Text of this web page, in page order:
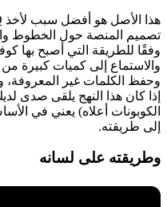
تصميم المنصة حول الخطوط
وفقًا للطريقة التي أصبح بها
والاستماع إلى كميات كبيرة
وحفظ الكلمات غير المعروفة،
الكوبونات أعلاه) يعني في
إلى طريقته.
وطريقته على لسانه